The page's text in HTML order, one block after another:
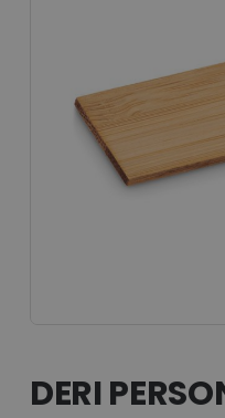
all'inizio
della
DERI